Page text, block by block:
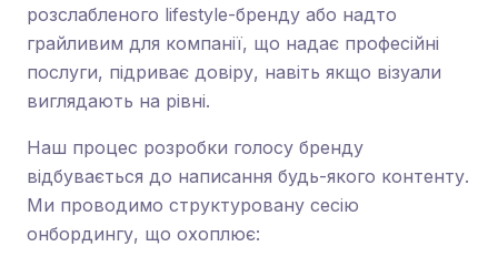
розслабленого lifestyle-бренду або надто
грайливим для компанії, що надає професійні
послуги, підриває довіру, навіть якщо візуали
виглядають на рівні.
Наш процес розробки голосу бренду
відбувається до написання будь-якого контенту.
Ми проводимо структуровану сесію
онбордингу, що охоплює: